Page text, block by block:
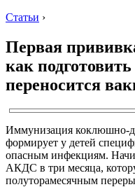
Статьи ›
Первая
как
переносится
Иммунизация коклюшно-
формирует у детей
опасным инфекциям.
АКДС в три месяца,
полуторамесячным